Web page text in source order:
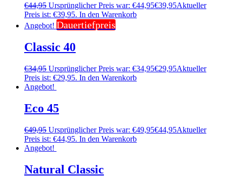
€44,95 Ursprünglicher Preis war: €44,95€39,95Aktueller
Preis ist: €39,95. In den Warenkorb
Angebot! Dauertiefpreis
Classic 40
€34,95 Ursprünglicher Preis war: €34,95€29,95Aktueller
Preis ist: €29,95. In den Warenkorb
Angebot!
Eco 45
€49,95 Ursprünglicher Preis war: €49,95€44,95Aktueller
Preis ist: €44,95. In den Warenkorb
Angebot!
Natural Classic